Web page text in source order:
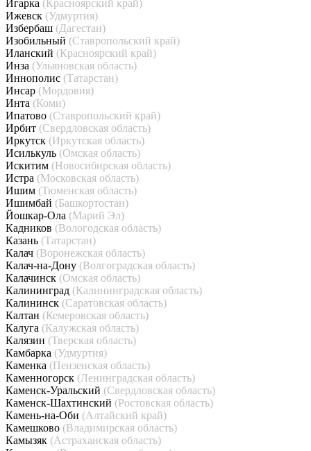
Игарка (Красноярский край)
Ижевск (Удмуртия)
Избербаш (Дагестан)
Изобильный (Ставропольский край)
Иланский (Красноярский край)
Инза (Ульяновская область)
Иннополис (Татарстан)
Инсар (Мордовия)
Инта (Коми)
Ипатово (Ставропольский край)
Ирбит (Свердловская область)
Иркутск (Иркутская область)
Исилькуль (Омская область)
Искитим (Новосибирская область)
Истра (Московская область)
Ишим (Тюменская область)
Ишимбай (Башкортостан)
Йошкар-Ола (Марий Эл)
Кадников (Вологодская область)
Казань (Татарстан)
Калач (Воронежская область)
Калач-на-Дону (Волгоградская область)
Калачинск (Омская область)
Калининград (Калининградская область)
Калининск (Саратовская область)
Калтан (Кемеровская область)
Калуга (Калужская область)
Калязин (Тверская область)
Камбарка (Удмуртия)
Каменка (Пензенская область)
Каменногорск (Ленинградская область)
Каменск-Уральский (Свердловская область)
Каменск-Шахтинский (Ростовская область)
Камень-на-Оби (Алтайский край)
Камешково (Владимирская область)
Камызяк (Астраханская область)